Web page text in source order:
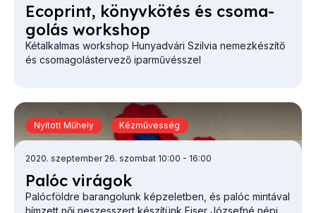
Ecop­rint, könyv­kö­tés és cso­ma­
go­lás work­shop
Kétalkalmas workshop Hunyadvári Szilvia nemezkészítő
és csomagolástervező iparművésszel
Pa­lóc vi­rá­gok
2020. szeptember 26. szombat 10:00 - 16:00
Palócföldre barangolunk képzeletben, és palóc mintával
hímzett női neszesszert készítünk Fiser Józsefné népi
Nyitott Műhely Kézművesség